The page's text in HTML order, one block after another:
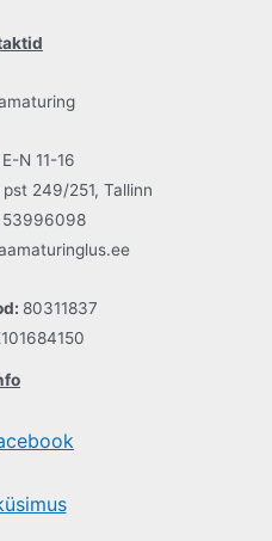
E-N 11-16
249/251, Tallinn
53996098
80311837